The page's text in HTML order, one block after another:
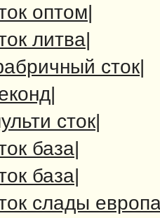
оптом|
литва|
сток|
|
сток|
база|
база|
слады